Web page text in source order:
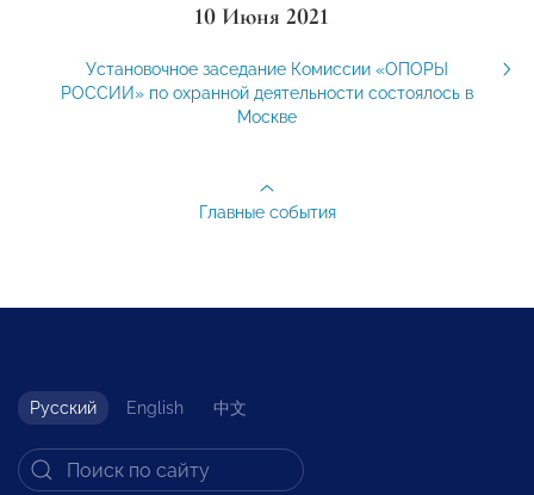
10 Июня 2021
Установочное заседание Комиссии «ОПОРЫ
РОССИИ» по охранной деятельности состоялось в
Москве
Главные события
Русский English 中文